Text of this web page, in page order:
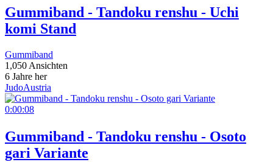
Gummiband - Tandoku renshu - Uchi
komi Stand
Gummiband
1,050 Ansichten
6 Jahre her
JudoAustria
0:00:08
Gummiband - Tandoku renshu - Osoto
gari Variante